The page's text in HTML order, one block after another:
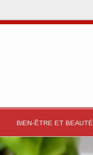
BIEN-ÊTRE ET BEAUTÉ